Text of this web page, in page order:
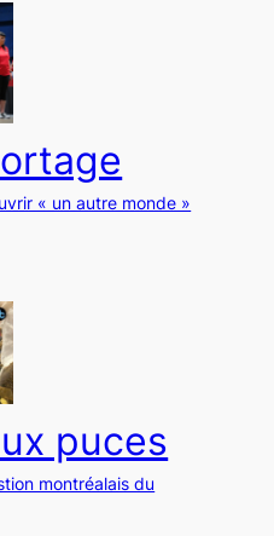
« un autre monde »
puces
montréalais du